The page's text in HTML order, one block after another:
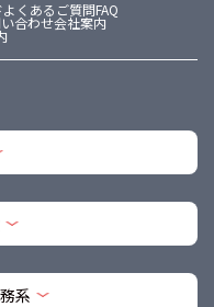
よくあるご質問FAQ
合わせ会社案内
系